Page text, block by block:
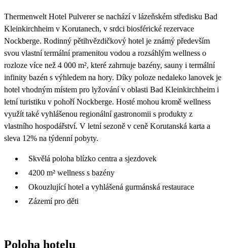
Thermenwelt Hotel Pulverer se nachází v lázeňském středisku Bad
Kleinkirchheim v Korutanech, v srdci biosférické rezervace
Nockberge. Rodinný pětihvězdičkový hotel je známý především
svou vlastní termální pramenitou vodou a rozsáhlým wellness o
rozloze více než 4 000 m², které zahrnuje bazény, sauny i termální
infinity bazén s výhledem na hory. Díky poloze nedaleko lanovek je
hotel vhodným místem pro lyžování v oblasti Bad Kleinkirchheim i
letní turistiku v pohoří Nockberge. Hosté mohou kromě wellness
využít také vyhlášenou regionální gastronomii s produkty z
vlastního hospodářství. V letní sezoně v ceně Korutanská karta a
sleva 12% na týdenní pobyty.
Skvělá poloha blízko centra a sjezdovek
4200 m² wellness s bazény
Okouzlující hotel a vyhlášená gurmánská restaurace
Zázemí pro děti
Poloha hotelu